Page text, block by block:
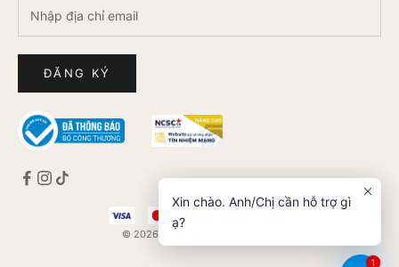
ĐĂNG KÝ
© 2026 - L&M Luxury Timepieces
1
Xin chào. Anh/Chị cần hỗ trợ gì
ạ?